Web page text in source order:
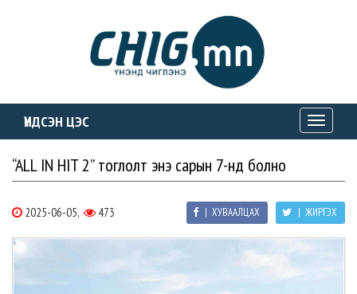
ҮНДСЭН ЦЭС
Toggle
“ALL IN HIT 2” тоглолт энэ сарын 7-нд болно
2025-06-05, 473 | ЖИРГЭХ
| ХУВААЛЦАХ